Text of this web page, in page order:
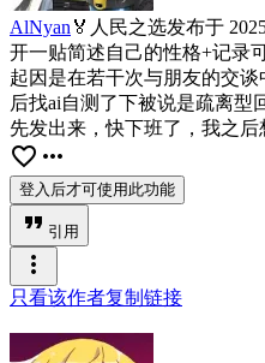
AlNyan 🏅人民之选发布于
开一贴简述自己的性格+记录
起因是在若干次与朋友的交
后找ai自测了下被说是疏离型
先发出来，快下班了，我之
favorite_border more_horiz
登入后才可使用此功能
format_quote 引用
more_vert
只看该作者复制链接